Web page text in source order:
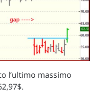
l’ultimo massimo